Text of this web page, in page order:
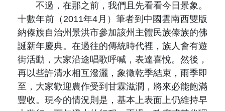
不過，在那之前，我們且先看看今日景象。
十數年前（2011年4月）筆者到中國雲南西雙版
納傣族自治州景洪市參加該州主體民族傣族的佛
誕新年慶典。在過往的傳統時代裡，族人會有遊
街活動，大家沿途唱歌呼喊，表達喜悅。然後，
再以些許清水相互潑灑，象徵乾季結束，雨季即
至，大家歡迎農作受到甘霖滋潤，將來必能飽滿
豐收。現今的情況則是，基本上表面上仍維持早